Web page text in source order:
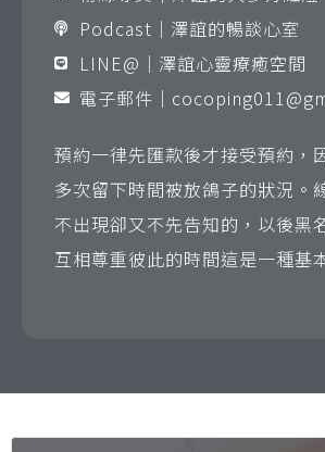
Podcast｜澤誼的暢談心室
LINE@｜澤誼心靈療癒空間
電子郵件｜
預約一律先匯款後才接受預約，
多次留下時間被放鴿子的狀況。
不出現卻又不先告知的，以後黑
互相尊重彼此的時間這是一種基